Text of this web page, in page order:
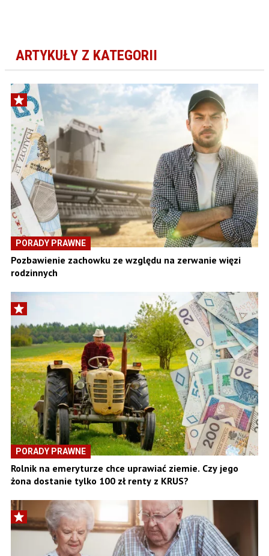
ARTYKUŁY Z KATEGORII
PORADY PRAWNE
Pozbawienie zachowku ze względu na zerwanie więzi
rodzinnych
PORADY PRAWNE
Rolnik na emeryturze chce uprawiać ziemie. Czy jego
żona dostanie tylko 100 zł renty z KRUS?